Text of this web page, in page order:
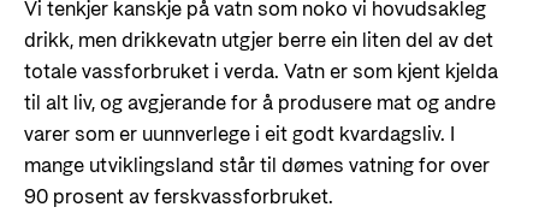
Personvern
Vi tenkjer kanskje på vatn som noko vi hovudsakleg
drikk, men drikkevatn utgjer berre ein liten del av det
totale vassforbruket i verda. Vatn er som kjent kjelda
til alt liv, og avgjerande for å produsere mat og andre
varer som er uunnverlege i eit godt kvardagsliv. I
mange utviklingsland står til dømes vatning for over
90 prosent av ferskvassforbruket.